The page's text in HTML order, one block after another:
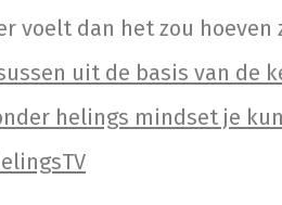
voelt dan het zou hoeven
uit de basis van de
helings mindset je